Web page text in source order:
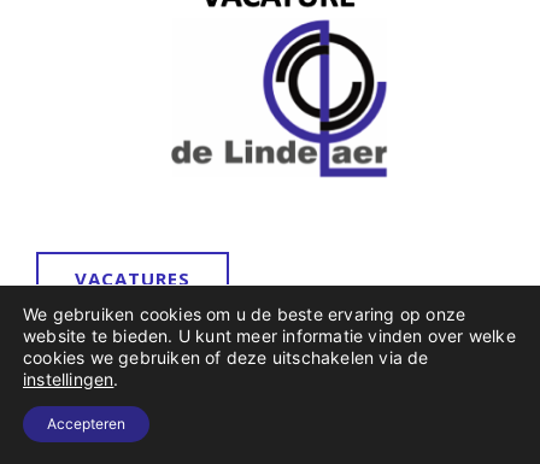
VACATURES
We gebruiken cookies om u de beste ervaring op onze
website te bieden. U kunt meer informatie vinden over welke
cookies we gebruiken of deze uitschakelen via de
instellingen.
Accepteren